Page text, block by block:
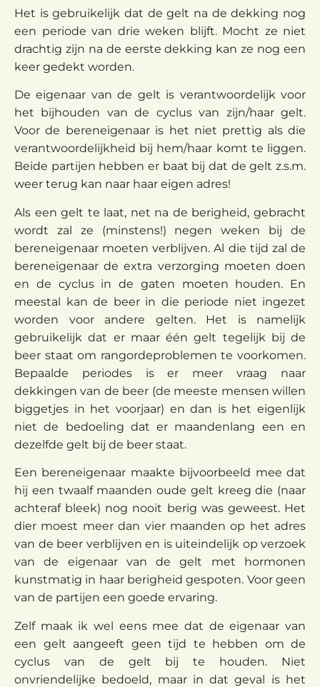
Het is gebruikelijk dat de gelt na de dekking nog
een periode van drie weken blijft. Mocht ze niet
drachtig zijn na de eerste dekking kan ze nog een
keer gedekt worden.
De eigenaar van de gelt is verantwoordelijk voor
het bijhouden van de cyclus van zijn/haar gelt.
Voor de bereneigenaar is het niet prettig als die
verantwoordelijkheid bij hem/haar komt te liggen.
Beide partijen hebben er baat bij dat de gelt z.s.m.
weer terug kan naar haar eigen adres!
Als een gelt te laat, net na de berigheid, gebracht
wordt zal ze (minstens!) negen weken bij de
bereneigenaar moeten verblijven. Al die tijd zal de
bereneigenaar de extra verzorging moeten doen
en de cyclus in de gaten moeten houden. En
meestal kan de beer in die periode niet ingezet
worden voor andere gelten. Het is namelijk
gebruikelijk dat er maar één gelt tegelijk bij de
beer staat om rangordeproblemen te voorkomen.
Bepaalde periodes is er meer vraag naar
dekkingen van de beer (de meeste mensen willen
biggetjes in het voorjaar) en dan is het eigenlijk
niet de bedoeling dat er maandenlang een en
dezelfde gelt bij de beer staat.
Een bereneigenaar maakte bijvoorbeeld mee dat
hij een twaalf maanden oude gelt kreeg die (naar
achteraf bleek) nog nooit berig was geweest. Het
dier moest meer dan vier maanden op het adres
van de beer verblijven en is uiteindelijk op verzoek
van de eigenaar van de gelt met hormonen
kunstmatig in haar berigheid gespoten. Voor geen
van de partijen een goede ervaring.
Zelf maak ik wel eens mee dat de eigenaar van
een gelt aangeeft geen tijd te hebben om de
cyclus van de gelt bij te houden. Niet
onvriendelijke bedoeld, maar in dat geval is het